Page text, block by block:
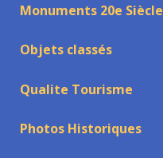
Monuments 20e Siècle
Objets classés
Qualite Tourisme
Photos Historiques